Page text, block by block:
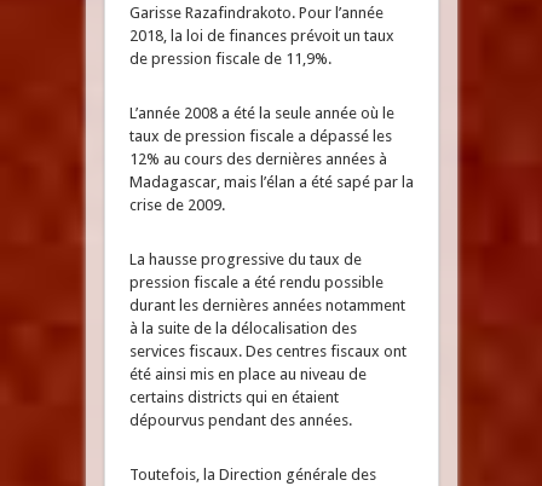
Garisse Razafindrakoto. Pour l’année
2018, la loi de finances prévoit un taux
de pression fiscale de 11,9%.
L’année 2008 a été la seule année où le
taux de pression fiscale a dépassé les
12% au cours des dernières années à
Madagascar, mais l’élan a été sapé par la
crise de 2009.
La hausse progressive du taux de
pression fiscale a été rendu possible
durant les dernières années notamment
à la suite de la délocalisation des
services fiscaux. Des centres fiscaux ont
été ainsi mis en place au niveau de
certains districts qui en étaient
dépourvus pendant des années.
Toutefois, la Direction générale des